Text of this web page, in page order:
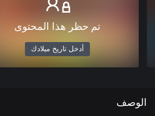
تم حظر هذا المحتوى
أدخل تاريخ ميلادك
الوصف